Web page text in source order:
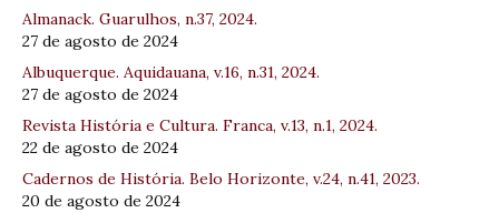
Almanack. Guarulhos, n.37, 2024.
27 de agosto de 2024
Albuquerque. Aquidauana, v.16, n.31, 2024.
27 de agosto de 2024
Revista História e Cultura. Franca, v.13, n.1, 2024.
22 de agosto de 2024
Cadernos de História. Belo Horizonte, v.24, n.41, 2023.
20 de agosto de 2024